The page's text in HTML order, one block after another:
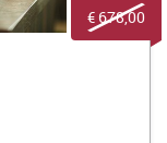
€ 678,00